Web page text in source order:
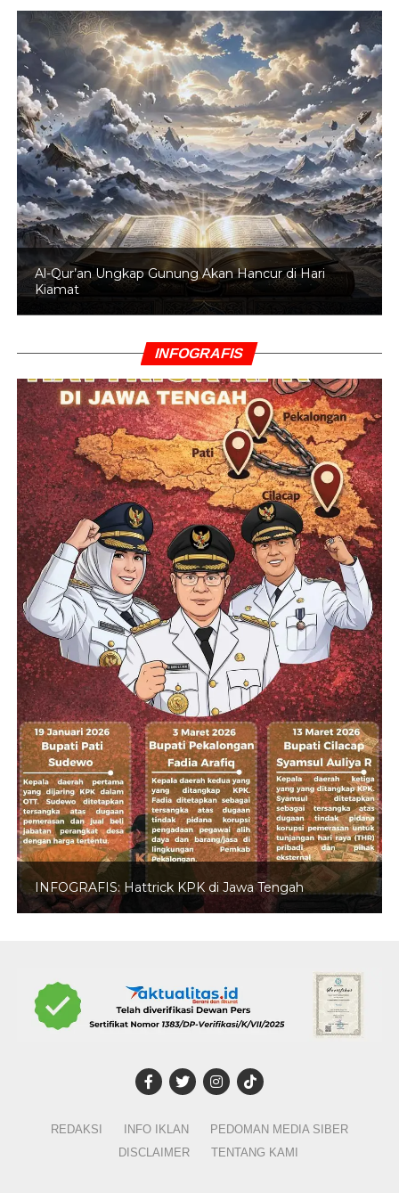
Al-Qur’an Ungkap Gunung Akan Hancur di Hari
Kiamat
INFOGRAFIS
INFOGRAFIS: Hattrick KPK di Jawa Tengah
REDAKSI INFO IKLAN
PEDOMAN MEDIA SIBER
DISCLAIMER
TENTANG KAMI